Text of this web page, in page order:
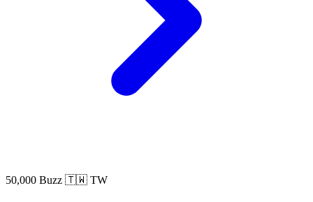
50,000 Buzz 🇹🇼 TW